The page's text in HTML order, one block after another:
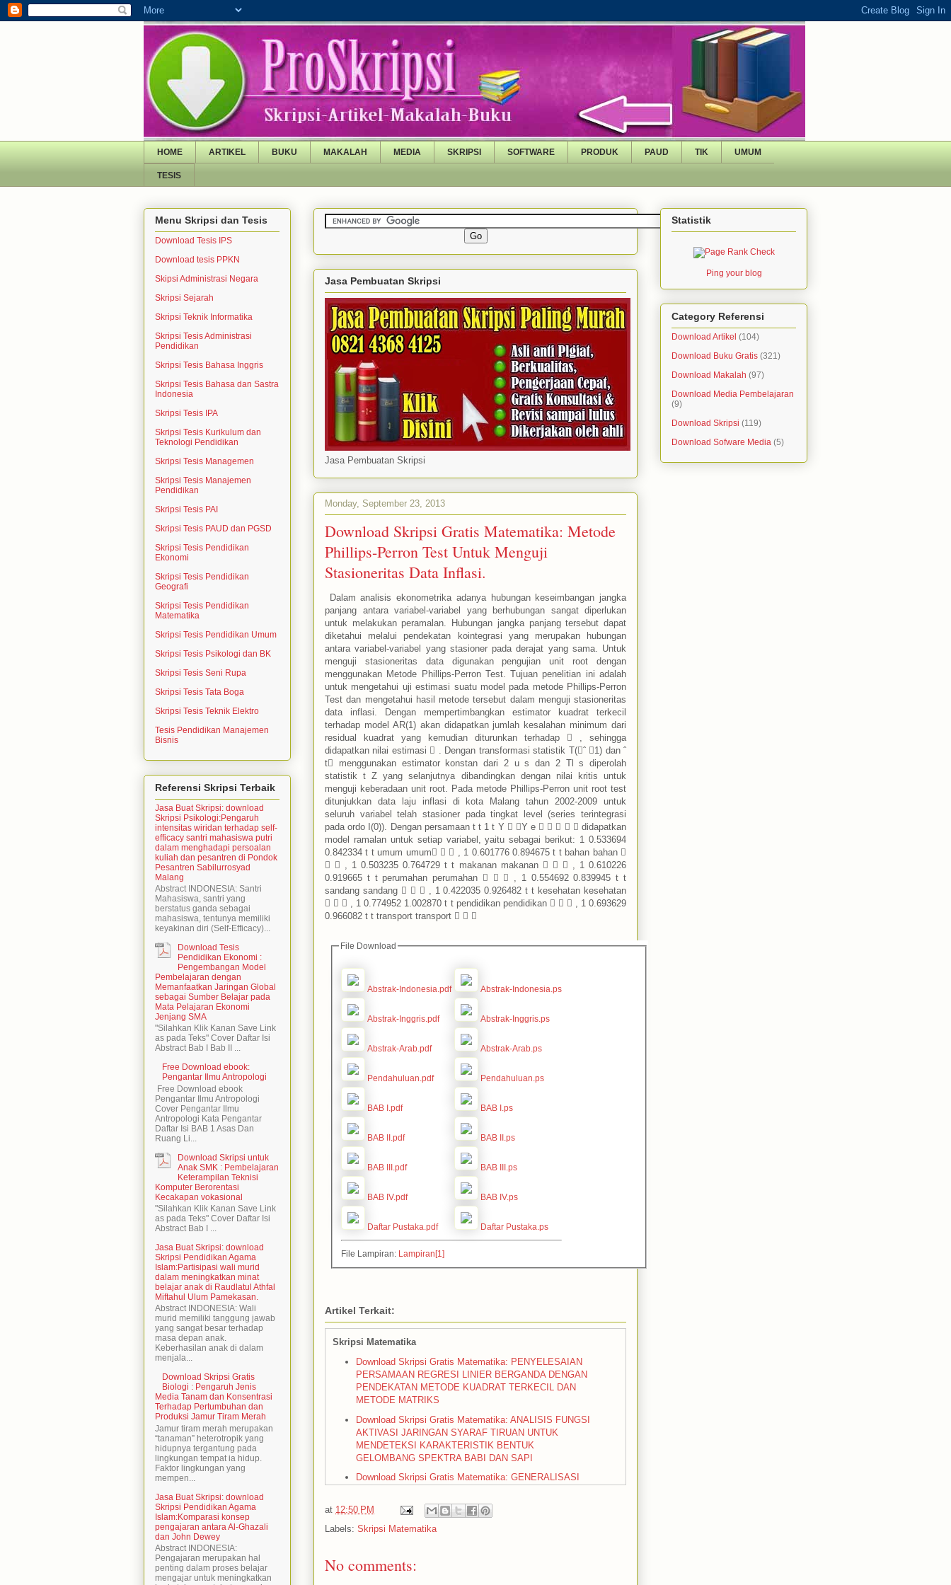
HOME ARTIKEL BUKU MAKALAH MEDIA SKRIPSI SOFTWARE PRODUK PAUD TIK UMUM
TESIS
Jasa Pembuatan Skripsi
Jasa Pembuatan Skripsi
Monday, September 23, 2013
Download Skripsi Gratis Matematika: Metode
Phillips-Perron Test Untuk Menguji
Stasioneritas Data Inflasi.
Dalam analisis ekonometrika adanya hubungan keseimbangan jangka
panjang antara variabel-variabel yang berhubungan sangat diperlukan
untuk melakukan peramalan. Hubungan jangka panjang tersebut dapat
diketahui melalui pendekatan kointegrasi yang merupakan hubungan
antara variabel-variabel yang stasioner pada derajat yang sama. Untuk
menguji stasioneritas data digunakan pengujian unit root dengan
menggunakan Metode Phillips-Perron Test. Tujuan penelitian ini adalah
untuk mengetahui uji estimasi suatu model pada metode Phillips-Perron
Test dan mengetahui hasil metode tersebut dalam menguji stasioneritas
data inflasi. Dengan mempertimbangkan estimator kuadrat terkecil
terhadap model AR(1) akan didapatkan jumlah kesalahan minimum dari
residual kuadrat yang kemudian diturunkan terhadap  , sehingga
didapatkan nilai estimasi  . Dengan transformasi statistik T(ˆ 1) dan ˆ
t menggunakan estimator konstan dari 2 u s dan 2 Tl s diperolah
statistik t Z yang selanjutnya dibandingkan dengan nilai kritis untuk
menguji keberadaan unit root. Pada metode Phillips-Perron unit root test
ditunjukkan data laju inflasi di kota Malang tahun 2002-2009 untuk
seluruh variabel telah stasioner pada tingkat level (series terintegrasi
pada ordo I(0)). Dengan persamaan t t 1 t Y  Y e      didapatkan
model ramalan untuk setiap variabel, yaitu sebagai berikut: 1 0.533694
0.842334 t t umum umum   , 1 0.601776 0.894675 t t bahan bahan 
  , 1 0.503235 0.764729 t t makanan makanan    , 1 0.610226
0.919665 t t perumahan perumahan    , 1 0.554692 0.839945 t t
sandang sandang    , 1 0.422035 0.926482 t t kesehatan kesehatan
   , 1 0.774952 1.002870 t t pendidikan pendidikan    , 1 0.693629
0.966082 t t transport transport   
File Download
Abstrak-Indonesia.pdf Abstrak-Indonesia.ps
Abstrak-Inggris.pdf Abstrak-Inggris.ps
Abstrak-Arab.pdf Abstrak-Arab.ps
Pendahuluan.pdf Pendahuluan.ps
BAB I.pdf BAB I.ps
BAB II.pdf BAB II.ps
BAB III.pdf BAB III.ps
BAB IV.pdf BAB IV.ps
Daftar Pustaka.pdf Daftar Pustaka.ps
File Lampiran: Lampiran[1]
Artikel Terkait:
Skripsi Matematika
Download Skripsi Gratis Matematika: PENYELESAIAN
PERSAMAAN REGRESI LINIER BERGANDA DENGAN
PENDEKATAN METODE KUADRAT TERKECIL DAN
METODE MATRIKS
Download Skripsi Gratis Matematika: ANALISIS FUNGSI
AKTIVASI JARINGAN SYARAF TIRUAN UNTUK
MENDETEKSI KARAKTERISTIK BENTUK
GELOMBANG SPEKTRA BABI DAN SAPI
Download Skripsi Gratis Matematika: GENERALISASI
PERSAMAAN SCHRODINGER NONLINIER
Download Skripsi Gratis Matematika: PENYELESAIAN
SISTEM PERSAMAAN FUZZY NONLINIER DENGAN
Download Skripsi Gratis Matematika: ESTIMASI
at 12:50 PM
Labels: Skripsi Matematika
No comments:
Menu Skripsi dan Tesis
Download Tesis IPS
Download tesis PPKN
Skipsi Administrasi Negara
Skripsi Sejarah
Skripsi Teknik Informatika
Skripsi Tesis Administrasi
Pendidikan
Skripsi Tesis Bahasa Inggris
Skripsi Tesis Bahasa dan Sastra
Indonesia
Skripsi Tesis IPA
Skripsi Tesis Kurikulum dan
Teknologi Pendidikan
Skripsi Tesis Managemen
Skripsi Tesis Manajemen
Pendidikan
Skripsi Tesis PAI
Skripsi Tesis PAUD dan PGSD
Skripsi Tesis Pendidikan
Ekonomi
Skripsi Tesis Pendidikan
Geografi
Skripsi Tesis Pendidikan
Matematika
Skripsi Tesis Pendidikan Umum
Skripsi Tesis Psikologi dan BK
Skripsi Tesis Seni Rupa
Skripsi Tesis Tata Boga
Skripsi Tesis Teknik Elektro
Tesis Pendidikan Manajemen
Bisnis
Referensi Skripsi Terbaik
Jasa Buat Skripsi: download
Skripsi Psikologi:Pengaruh
intensitas wiridan terhadap self-
efficacy santri mahasiswa putri
dalam menghadapi persoalan
kuliah dan pesantren di Pondok
Pesantren Sabilurrosyad
Malang
Abstract INDONESIA: Santri
Mahasiswa, santri yang
berstatus ganda sebagai
mahasiswa, tentunya memiliki
keyakinan diri (Self-Efficacy)...
Download Tesis
Pendidikan Ekonomi :
Pengembangan Model
Pembelajaran dengan
Memanfaatkan Jaringan Global
sebagai Sumber Belajar pada
Mata Pelajaran Ekonomi
Jenjang SMA
"Silahkan Klik Kanan Save Link
as pada Teks" Cover Daftar Isi
Abstract Bab I Bab II ...
Free Download ebook:
Pengantar Ilmu Antropologi
Free Download ebook
Pengantar Ilmu Antropologi
Cover Pengantar Ilmu
Antropologi Kata Pengantar
Daftar Isi BAB 1 Asas Dan
Ruang Li...
Download Skripsi untuk
Anak SMK : Pembelajaran
Keterampilan Teknisi
Komputer Berorentasi
Kecakapan vokasional
"Silahkan Klik Kanan Save Link
as pada Teks" Cover Daftar Isi
Abstract Bab I ...
Jasa Buat Skripsi: download
Skripsi Pendidikan Agama
Islam:Partisipasi wali murid
dalam meningkatkan minat
belajar anak di Raudlatul Athfal
Miftahul Ulum Pamekasan.
Abstract INDONESIA: Wali
murid memiliki tanggung jawab
yang sangat besar terhadap
masa depan anak.
Keberhasilan anak di dalam
menjala...
Download Skripsi Gratis
Biologi : Pengaruh Jenis
Media Tanam dan Konsentrasi
Terhadap Pertumbuhan dan
Produksi Jamur Tiram Merah
Jamur tiram merah merupakan
“tanaman” heterotropik yang
hidupnya tergantung pada
lingkungan tempat ia hidup.
Faktor lingkungan yang
mempen...
Jasa Buat Skripsi: download
Skripsi Pendidikan Agama
Islam:Komparasi konsep
pengajaran antara Al-Ghazali
dan John Dewey
Abstract INDONESIA:
Pengajaran merupakan hal
penting dalam proses belajar
mengajar untuk meningkatkan
Statistik
Ping your blog
Category Referensi
Download Artikel (104)
Download Buku Gratis (321)
Download Makalah (97)
Download Media Pembelajaran
(9)
Download Skripsi (119)
Download Sofware Media (5)